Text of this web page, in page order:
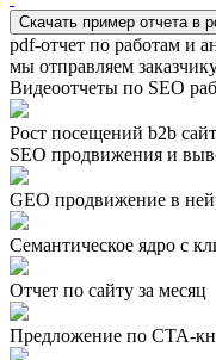
Скачать пример отчета в
pdf-отчет по работам и
мы отправляем
Видеоотчеты по SEO
Рост посещений b2b
SEO продвижения и
GEO продвижение в
Семантическое ядро с
Отчет по сайту за месяц
Предложение по СТА-